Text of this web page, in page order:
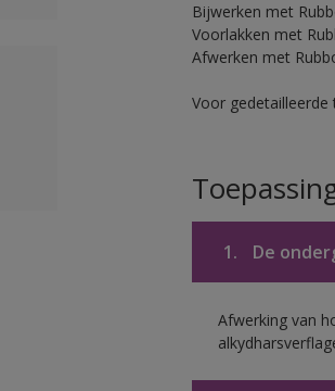
Bijwerken met
Voorlakken met
Afwerken met
Voor
1. De
Afwerking van